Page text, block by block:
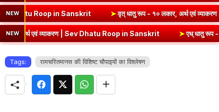
NEW
एवं व्याकरण | Kri Dhatu Roop in Sanskrit ➤वृत् धातु रूप - १० लकार,
NEW
एवं व्याकरण | Sev Dhatu Roop in Sanskrit ➤एध् धातु रूप - १०
Tags: रामचरितमानस की विशिष्ट चौपाइयों का विश्लेषण